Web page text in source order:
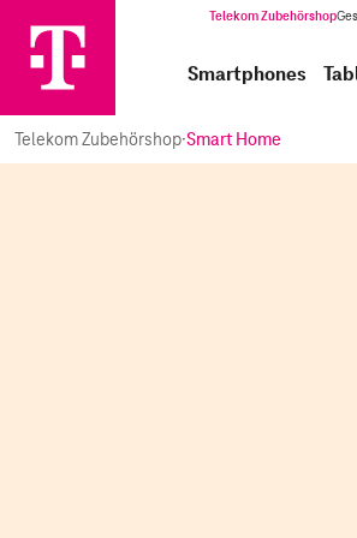
Telekom Zubehörshop
Smartphones
Telekom Zubehörshop·Smart Home